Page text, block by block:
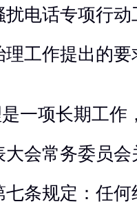
扰电话专项行
工作提出的要
一项长期工作
会常务委员
条规定：任